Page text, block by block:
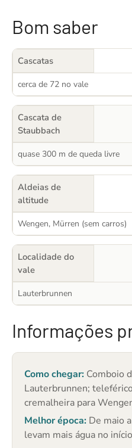
Bom saber
Cascatas
cerca de 72 no vale
Cascata de
Staubbach
quase 300 m de queda livre
Aldeias de
altitude
Wengen, Mürren (sem carros)
Localidade do
vale
Lauterbrunnen
Informações
Como chegar: Comboio
Lauterbrunnen;
cremalheira para
Melhor época: De maio
levam mais água no